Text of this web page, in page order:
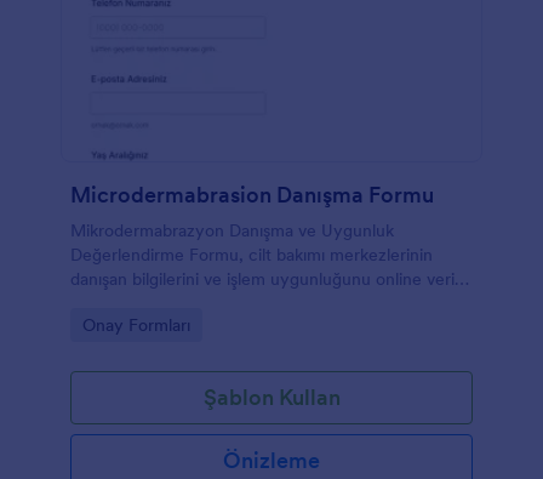
Microdermabrasion Danışma Formu
Mikrodermabrazyon Danışma ve Uygunluk
Değerlendirme Formu, cilt bakımı merkezlerinin
danışan bilgilerini ve işlem uygunluğunu online veri
hazırlığı hızlandırmasına yardımcı olur.
Go to Category:
Onay Formları
Şablon Kullan
Önizleme